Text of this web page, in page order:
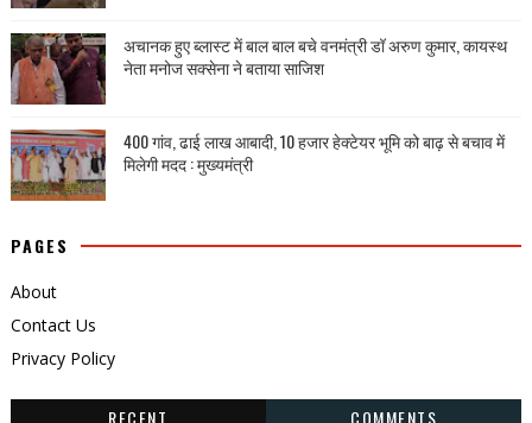
अचानक हुए ब्लास्ट में बाल बाल बचे वनमंत्री डॉ अरुण कुमार, कायस्थ
नेता मनोज सक्सेना ने बताया साजिश
400 गांव, ढाई लाख आबादी, 10 हजार हेक्टेयर भूमि को बाढ़ से बचाव में
मिलेगी मदद : मुख्यमंत्री
PAGES
About
Contact Us
Privacy Policy
RECENT
COMMENTS